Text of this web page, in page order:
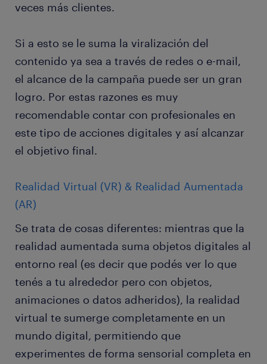
veces más clientes.
Si a esto se le suma la viralización del
contenido ya sea a través de redes o e-mail,
el alcance de la campaña puede ser un gran
logro. Por estas razones es muy
recomendable contar con profesionales en
este tipo de acciones digitales y así alcanzar
el objetivo final.
Realidad Virtual (VR) & Realidad Aumentada
(AR)
Se trata de cosas diferentes: mientras que la
realidad aumentada suma objetos digitales al
entorno real (es decir que podés ver lo que
tenés a tu alrededor pero con objetos,
animaciones o datos adheridos), la realidad
virtual te sumerge completamente en un
mundo digital, permitiendo que
experimentes de forma sensorial completa en